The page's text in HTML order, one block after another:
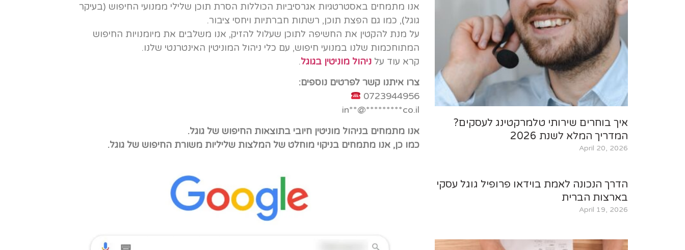
אנו מתמחים באסטרטגיות אגרסיביות הכוללות הסרת תוכן שלילי ממנועי החיפוש (בעיקר
גוגל), כמו גם הפצת תוכן, רשתות חברתיות ויחסי ציבור.
על מנת להקטין את החשיפה לתוכן שעלול להזיק, אנו משלבים את מיומנויות החיפוש
המתוחכמות שלנו במנועי חיפוש, עם כלי ניהול המוניטין האינטרנטי שלנו.
קרא עוד על ניהול מוניטין בגוגל.
צרו איתנו קשר לפרטים נוספים:
0723944956
in**@*********co.il
אנו מתמחים בניהול מוניטין חיובי בתוצאות החיפוש של גוגל.
כמו כן, אנו מתמחים בניקוי מוחלט של המלצות שליליות משורת החיפוש של גוגל.
איך בוחרים שירותי טלמרקטינג לעסקים?
המדריך המלא לשנת 2026
April 20, 2026
הדרך הנכונה לאמת בוידאו פרופיל גוגל עסקי
בארצות הברית
April 19, 2026